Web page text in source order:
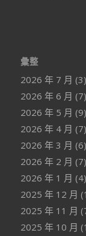
彙整
2026 年 7 月 (3)
2026 年 6 月 (7)
2026 年 5 月 (9)
2026 年 4 月 (7)
2026 年 3 月 (6)
2026 年 2 月 (7)
2026 年 1 月 (4)
2025 年 12 月
2025 年 11 月
2025 年 10 月